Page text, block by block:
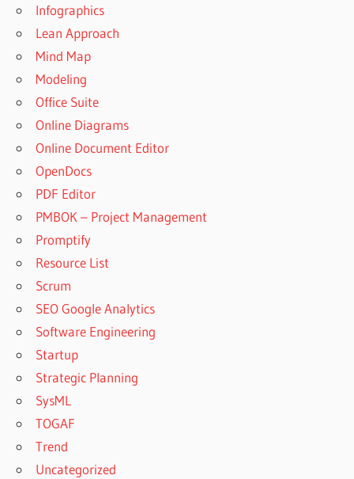
Infographics
Lean Approach
Mind Map
Modeling
Office Suite
Online Diagrams
Online Document Editor
OpenDocs
PDF Editor
PMBOK – Project Management
Promptify
Resource List
Scrum
SEO Google Analytics
Software Engineering
Startup
Strategic Planning
SysML
TOGAF
Trend
Uncategorized